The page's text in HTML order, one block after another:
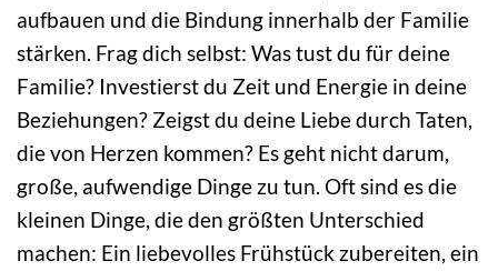
aufbauen und die Bindung innerhalb der Familie
stärken. Frag dich selbst: Was tust du für deine
Familie? Investierst du Zeit und Energie in deine
Beziehungen? Zeigst du deine Liebe durch Taten,
die von Herzen kommen? Es geht nicht darum,
große, aufwendige Dinge zu tun. Oft sind es die
kleinen Dinge, die den größten Unterschied
machen: Ein liebevolles Frühstück zubereiten, ein